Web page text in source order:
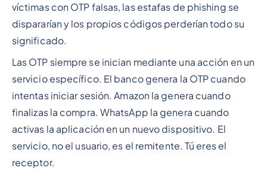
víctimas con OTP falsas, las estafas de phishing se
dispararían y los propios códigos perderían todo su
significado.
Las OTP siempre se inician mediante una acción en un
servicio específico. El banco genera la OTP cuando
intentas iniciar sesión. Amazon la genera cuando
finalizas la compra. WhatsApp la genera cuando
activas la aplicación en un nuevo dispositivo. El
servicio, no el usuario, es el remitente. Tú eres el
receptor.